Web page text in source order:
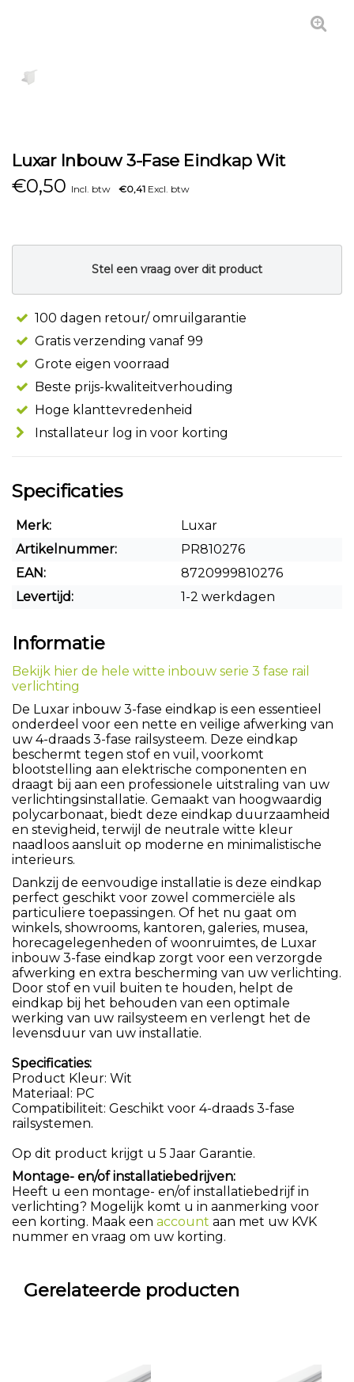
Luxar Inbouw 3-Fase Eindkap Wit
€0,50 Incl. btw €0,41 Excl. btw
Stel een vraag over dit product
100 dagen retour/ omruilgarantie
Gratis verzending vanaf 99
Grote eigen voorraad
Beste prijs-kwaliteitverhouding
Hoge klanttevredenheid
Installateur log in voor korting
Specificaties
Merk:
Luxar
Artikelnummer:
PR810276
EAN:
8720999810276
Levertijd:
1-2 werkdagen
Informatie
Bekijk hier de hele witte inbouw serie 3 fase rail
verlichting
De Luxar inbouw 3-fase eindkap is een essentieel
onderdeel voor een nette en veilige afwerking van
uw 4-draads 3-fase railsysteem. Deze eindkap
beschermt tegen stof en vuil, voorkomt
blootstelling aan elektrische componenten en
draagt bij aan een professionele uitstraling van uw
verlichtingsinstallatie. Gemaakt van hoogwaardig
polycarbonaat, biedt deze eindkap duurzaamheid
en stevigheid, terwijl de neutrale witte kleur
naadloos aansluit op moderne en minimalistische
interieurs.
Dankzij de eenvoudige installatie is deze eindkap
perfect geschikt voor zowel commerciële als
particuliere toepassingen. Of het nu gaat om
winkels, showrooms, kantoren, galeries, musea,
horecagelegenheden of woonruimtes, de Luxar
inbouw 3-fase eindkap zorgt voor een verzorgde
afwerking en extra bescherming van uw verlichting.
Door stof en vuil buiten te houden, helpt de
eindkap bij het behouden van een optimale
werking van uw railsysteem en verlengt het de
levensduur van uw installatie.
Specificaties:
Product Kleur: Wit
Materiaal: PC
Compatibiliteit: Geschikt voor 4-draads 3-fase
railsystemen.
Op dit product krijgt u 5 Jaar Garantie.
Montage- en/of installatiebedrijven:
Heeft u een montage- en/of installatiebedrijf in
verlichting? Mogelijk komt u in aanmerking voor
een korting. Maak een account aan met uw KVK
nummer en vraag om uw korting.
Gerelateerde producten